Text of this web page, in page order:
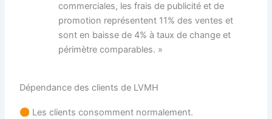
commerciales, les frais de publicité et de
promotion représentent 11% des ventes et
sont en baisse de 4% à taux de change et
périmètre comparables. »
Dépendance des clients de LVMH
Les clients consomment normalement.